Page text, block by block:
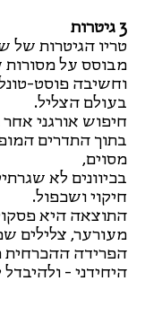
3 גיטרות
טריו הגיטרות של
מבוסס על מסורות
וחשיבה פוסט-
בעולם הצליל.
חיפוש אורגני אחר
בתוך התדרים
מסוים,
בכיוונים לא
חיקוי ושכפול.
התוצאה היא
מעורער, צלילים
הפרידה ההכרחית
היחידני - ולהיבדל